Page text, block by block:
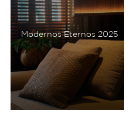
Modernos Eternos 2025